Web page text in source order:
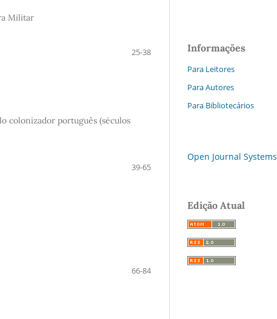
Militar
25-38
colonizador português (séculos
39-65
66-84
Informações
Para Leitores
Para Autores
Para Bibliotecários
Open Journal Systems
Edição Atual